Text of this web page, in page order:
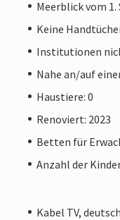
Meerblick vom 1.
Keine
Institutionen
Nahe an/auf
Haustiere: 0
Renoviert: 2023
Betten für
Anzahl der
Kabel TV,